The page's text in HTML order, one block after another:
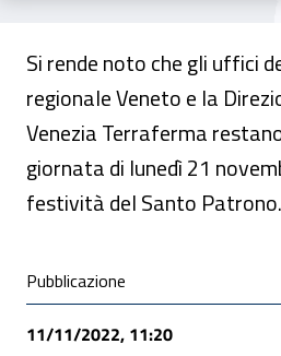
Si rende noto che gli uffici
regionale Veneto e la
Venezia Terraferma
giornata di lunedì 21
festività del Santo Patrono.
Condivisione social
Pubblicazione
11/11/2022, 11:20